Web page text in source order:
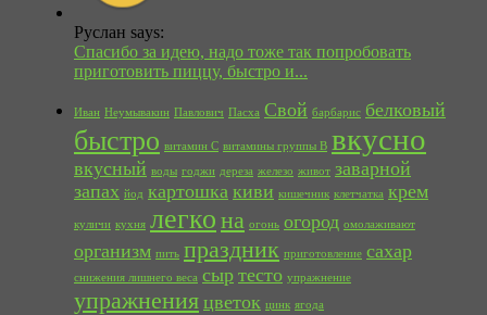
Руслан says:
Спасибо за идею, надо тоже так попробовать
приготовить пиццу, быстро и...
Иван Неумывакин Павлович Пасха Свой барбарис белковый
быстро витамин С витамины группы В вкусно
вкусный воды годжи дереза железо живот заварной
запах йод картошка киви кишечник клетчатка крем
куличи кухня легко на огонь огород омолаживают
организм пить праздник приготовление сахар
снижения лишнего веса сыр тесто упражнение
упражнения цветок цинк ягода